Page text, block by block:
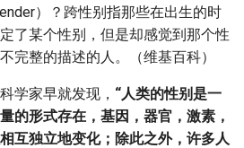
）？跨性别指那些在出生的时
了某个性别，但是却感觉到那个性
完整的描述的人。（维基百科）
学家早就发现， “人类的性别是一
的形式存在，基因，器官，激素，
互独立地变化；除此之外，许多人